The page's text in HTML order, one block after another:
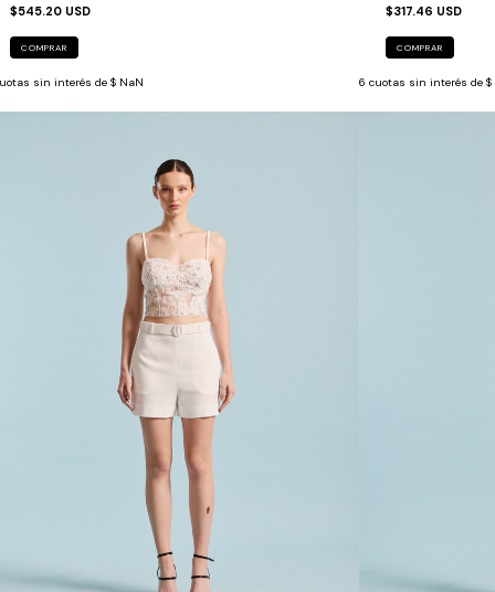
$545.20 USD
COMPRAR
sin interés de $ NaN
$317.46 USD
COMPRAR
6 cuotas sin interés de $